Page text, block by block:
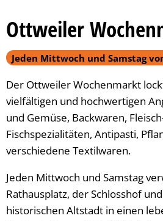
Wochenmarkt
Ottweiler
Jeden Mittwoch und Samstag
Der Ottweiler Wochenmarkt
vielfältigen und hochwertigen
und Gemüse, Backwaren,
Fischspezialitäten, Antipasti,
verschiedene Textilwaren.
Jeden Mittwoch und Samstag
Rathausplatz, der Schlosshof
historischen Altstadt in einen